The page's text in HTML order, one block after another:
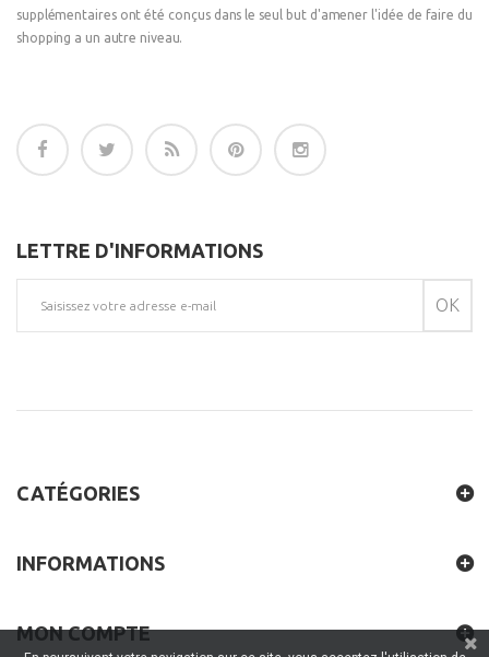
supplémentaires ont été conçus dans le seul but d'amener l'idée de faire du
shopping a un autre niveau.
LETTRE D'INFORMATIONS
OK
CATÉGORIES
INFORMATIONS
MON COMPTE